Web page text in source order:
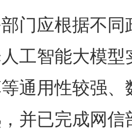
应根据不同
工智能大模
通用性较强
并已完成网